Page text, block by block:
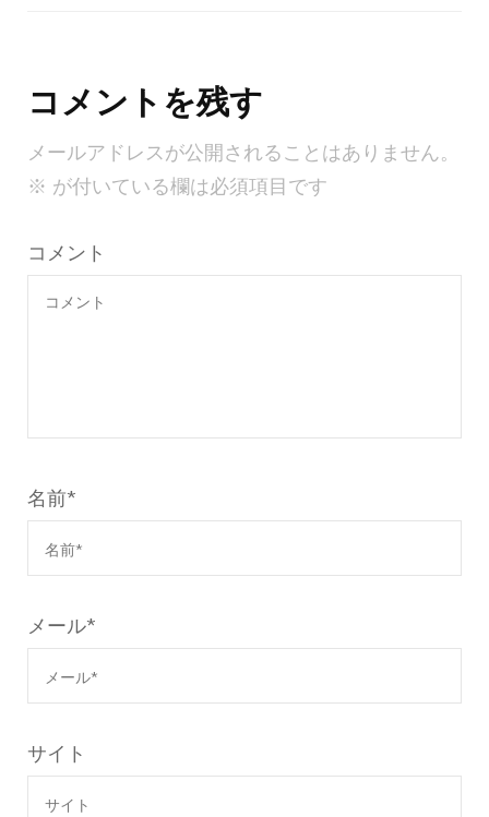
コメントを残す
メールアドレスが公開されることはありません。
※ が付いている欄は必須項目です
コメント
名前*
メール*
サイト